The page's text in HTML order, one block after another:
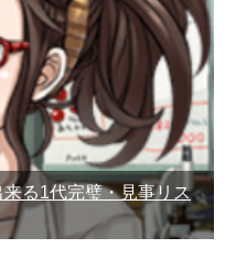
来る1代完璧・見事リス